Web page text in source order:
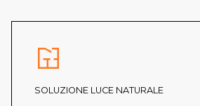
SOLUZIONE LUCE NATURALE